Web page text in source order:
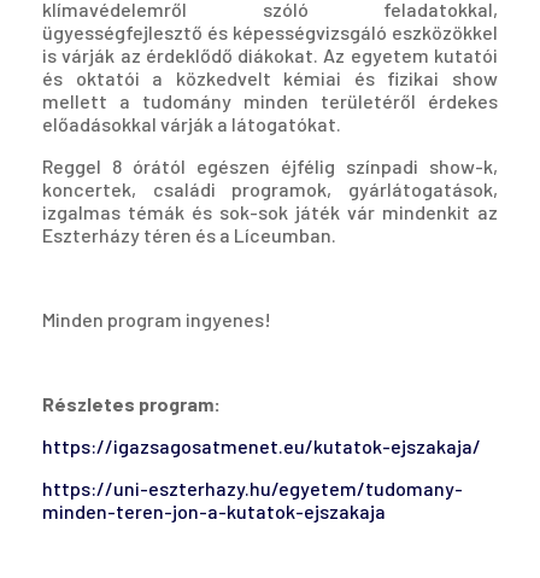
klímavédelemről szóló feladatokkal,
ügyességfejlesztő és képességvizsgáló eszközökkel
is várják az érdeklődő diákokat. Az egyetem kutatói
és oktatói a közkedvelt kémiai és fizikai show
mellett a tudomány minden területéről érdekes
előadásokkal várják a látogatókat.
Reggel 8 órától egészen éjfélig színpadi show-k,
koncertek, családi programok, gyárlátogatások,
izgalmas témák és sok-sok játék vár mindenkit az
Eszterházy téren és a Líceumban.
Minden program ingyenes!
Részletes program:
https://igazsagosatmenet.eu/kutatok-ejszakaja/
https://uni-eszterhazy.hu/egyetem/tudomany-
minden-teren-jon-a-kutatok-ejszakaja